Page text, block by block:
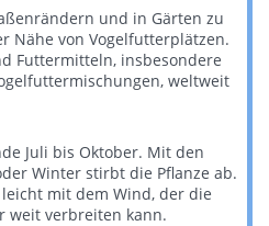
und in Gärten zu
Nähe von Vogelfutterplätzen.
Futtermitteln, insbesondere
weltweit
Juli bis Oktober. Mit den
Winter stirbt die Pflanze ab.
mit dem Wind, der die
weit verbreiten kann​​.